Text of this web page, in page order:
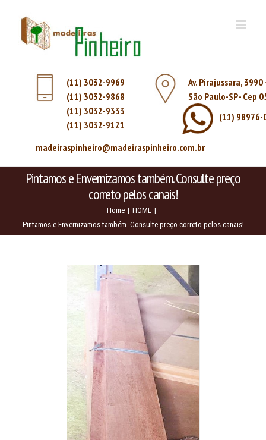
(11) 3032-9969
(11) 3032-9868
(11) 3032-9333
(11) 3032-9121
Av. Pirajussara,
São Paulo-SP - Cep
(11) 98976-
madeiraspinheiro@madeiraspinheiro.com.br
Pintamos e Envernizamos também. Consulte preço
correto pelos canais!
Home | HOME |
Pintamos e Envernizamos também. Consulte preço correto pelos canais!